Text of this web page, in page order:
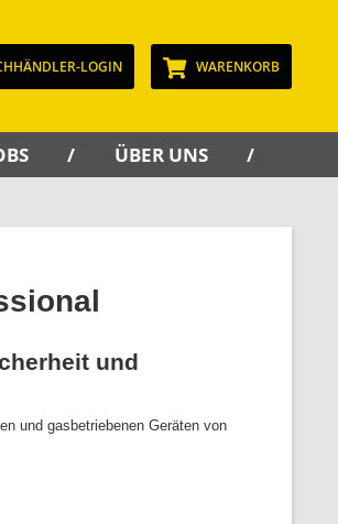
LOGIN WARENKORB
ÜBER UNS
und
und gasbetriebenen Geräten von